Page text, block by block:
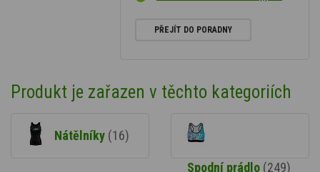
PŘEJÍT DO PORADNY
Produkt je zařazen v těchto kategoriích
Nátělníky (16)
Spodní prádlo (249)